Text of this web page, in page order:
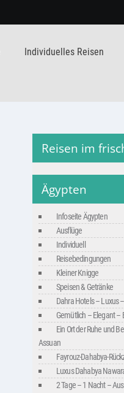
Individuelles Reisen
Reisen im
Ägypten
Infoseite Ägypten
Ausflüge
Individuell
Reisebedingungen
Kleiner Knigge
Speisen & Getränke
Dahra Hotels – Luxus
Gemütlich – Elegant –
Ein Ort der Ruhe und
Assuan
Fayrouz-Dahabya-
Luxus Dahabya
2 Tage – 1 Nacht –